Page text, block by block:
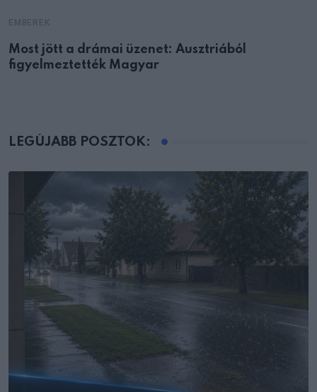
Most jött a drámai üzenet: Ausztriából
figyelmeztették Magyar
LEGÚJABB POSZTOK: